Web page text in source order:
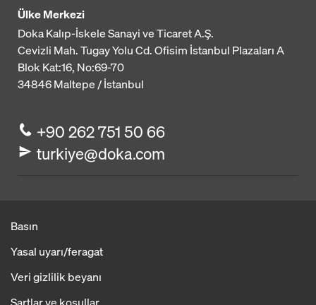
Ülke Merkezi
Doka Kalıp-İskele Sanayi ve Ticaret A.Ş.
Cevizli Mah. Tugay Yolu Cd. Ofisim İstanbul Plazaları A
Blok Kat:16, No:69-70
34846Maltepe / İstanbul
+90 262 751 50 66
turkiye@doka.com
Basın
Yasal uyarı/feragat
Veri gizlilik beyanı
Şartlar ve koşullar